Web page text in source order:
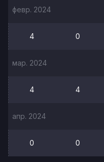
февр. 2024
4 0
мар. 2024
4 4
апр. 2024
0 0